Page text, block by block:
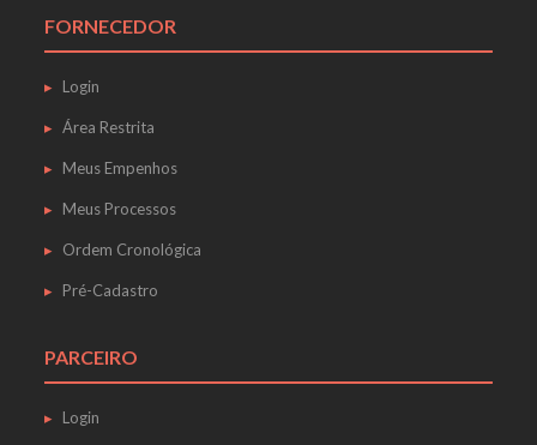
FORNECEDOR
Login
Área Restrita
Meus Empenhos
Meus Processos
Ordem Cronológica
Pré-Cadastro
PARCEIRO
Login